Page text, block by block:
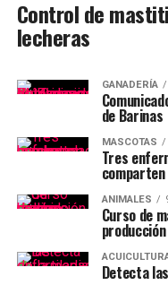
Control de
lecheras
GANADERÍA
de Barinas
MASCOTAS
Tres
ANIMALES
Curso de
Detecta